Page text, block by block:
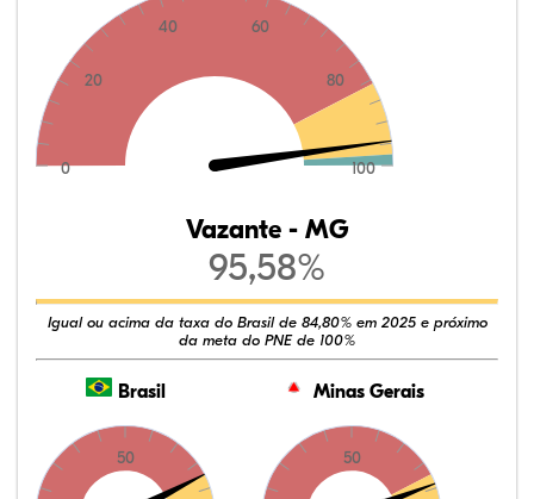
0
20
40 60
80
100
Vazante - MG
95,58%
Igual ou acima da taxa do Brasil de 84,80% em 2025 e próximo
da meta do PNE de 100%
Brasil
50
Minas Gerais
50